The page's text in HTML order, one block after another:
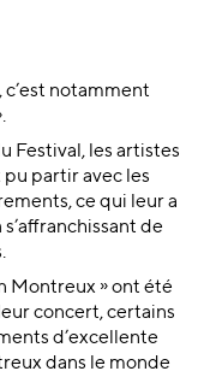
notamment
Festival, les artistes
partir avec les
ce qui leur a
de
Montreux » ont été
concert, certains
d’excellente
dans le monde